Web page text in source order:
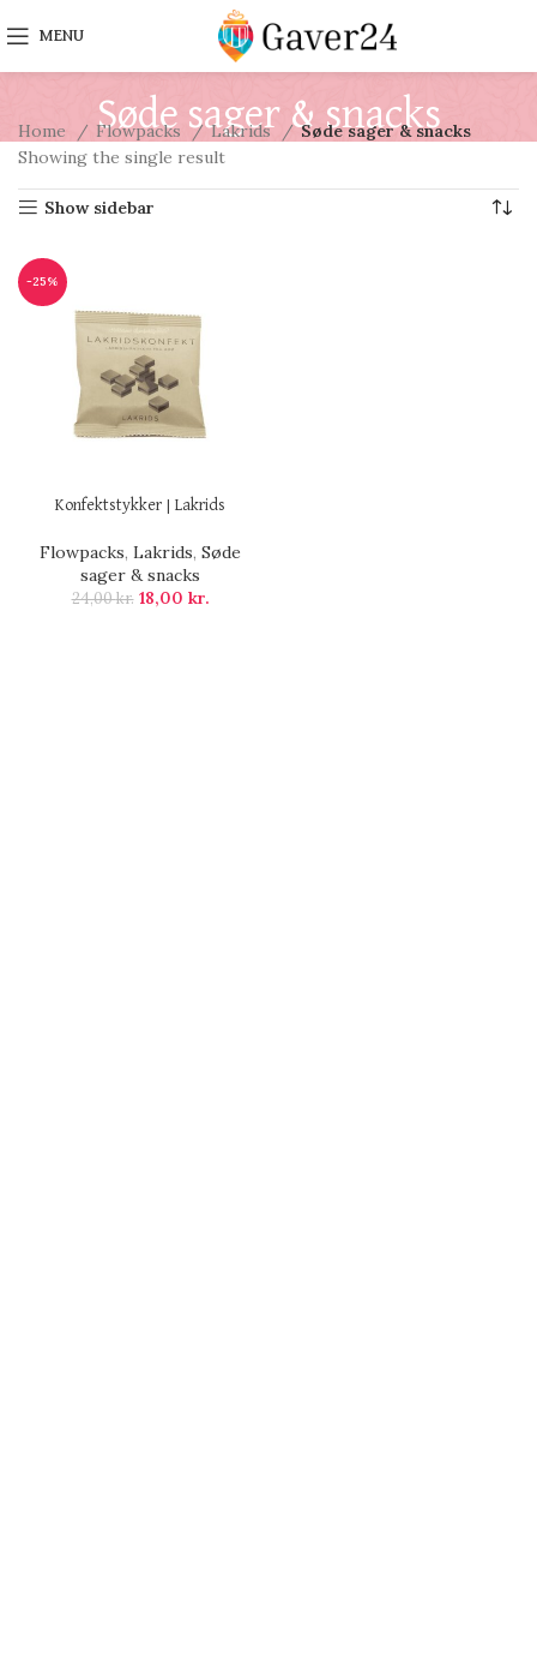
MENU
Søde sager & snacks
Home Flowpacks Lakrids
Søde sager & snacks
Showing the single result
Show sidebar
-25%
Konfektstykker | Lakrids
Flowpacks, Lakrids, Søde
sager & snacks
24,00kr. 18,00 kr.